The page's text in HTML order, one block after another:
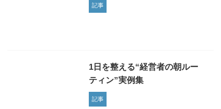
記事
1日を整える“経営者の朝ルー
ティン”実例集
記事